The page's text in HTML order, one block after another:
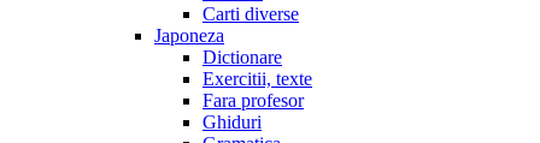
Carti diverse
Japoneza
Dictionare
Exercitii, texte
Fara profesor
Ghiduri